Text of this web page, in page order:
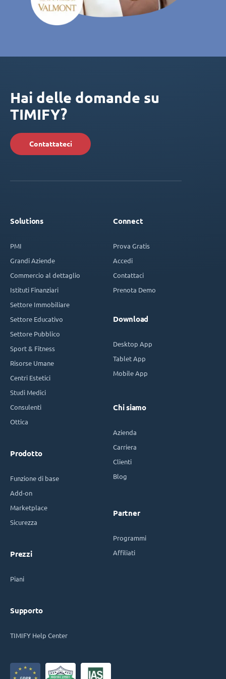
Hai delle domande su
TIMIFY?
Contattateci
Solutions
PMI
Grandi Aziende
Commercio al dettaglio
Istituti Finanziari
Settore Immobiliare
Settore Educativo
Settore Pubblico
Sport & Fitness
Risorse Umane
Centri Estetici
Studi Medici
Consulenti
Ottica
Prodotto
Funzione di base
Add-on
Marketplace
Sicurezza
Prezzi
Piani
Supporto
TIMIFY Help Center
Connect
Prova Gratis
Accedi
Contattaci
Prenota Demo
Download
Desktop App
Tablet App
Mobile App
Chi siamo
Azienda
Carriera
Clienti
Blog
Partner
Programmi
Affiliati